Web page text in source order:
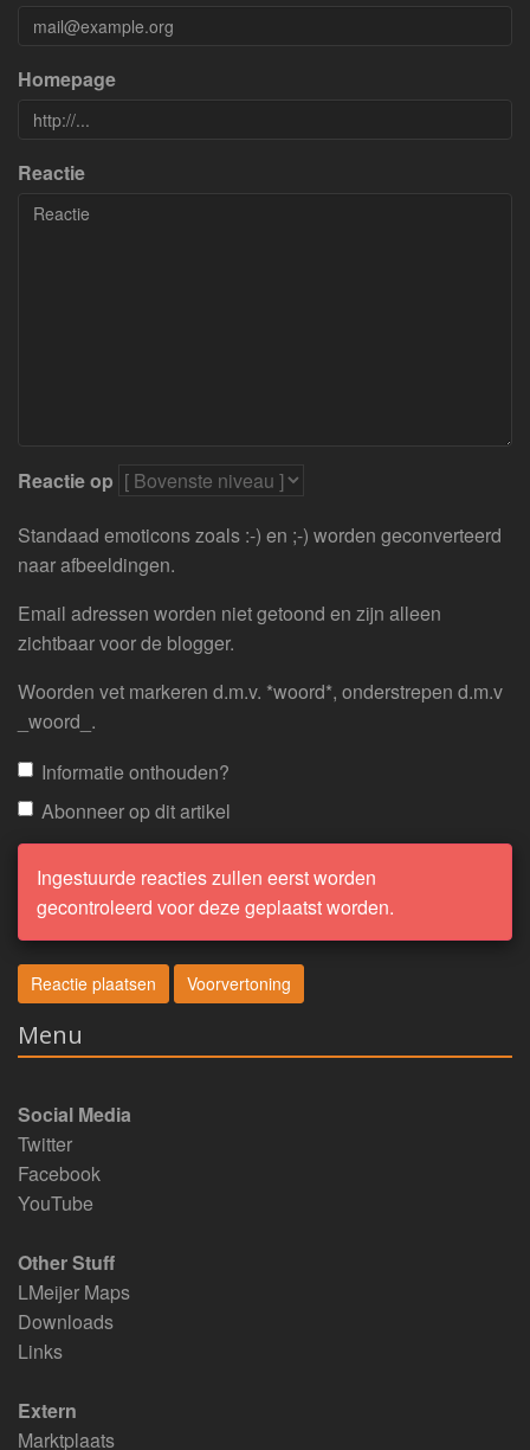
Homepage
Reactie
Reactie op
Standaad emoticons zoals :-) en ;-) worden geconverteerd
naar afbeeldingen.
Email adressen worden niet getoond en zijn alleen
zichtbaar voor de blogger.
Woorden vet markeren d.m.v. *woord*, onderstrepen d.m.v
_woord_.
Informatie onthouden?
Abonneer op dit artikel
Ingestuurde reacties zullen eerst worden
gecontroleerd voor deze geplaatst worden.
Menu
Social Media
Twitter
Facebook
YouTube
Other Stuff
LMeijer Maps
Downloads
Links
Extern
Marktplaats